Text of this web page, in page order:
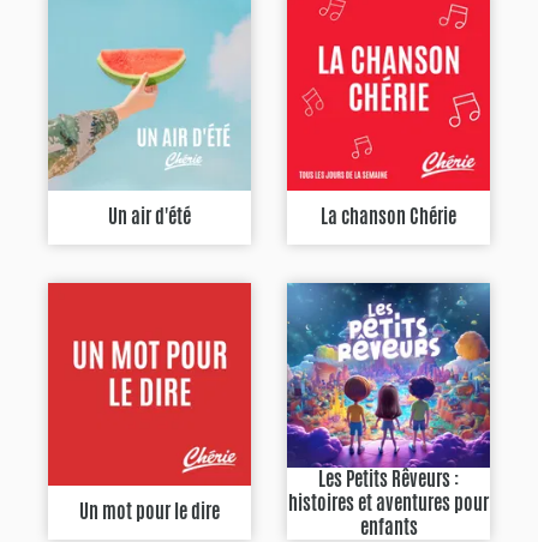
Un air d'été La chanson Chérie
Un mot pour le dire
Les Petits Rêveurs :
histoires et aventures pour
enfants